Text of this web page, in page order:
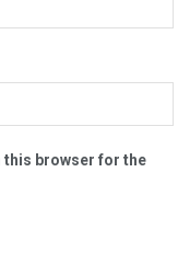
this browser for the